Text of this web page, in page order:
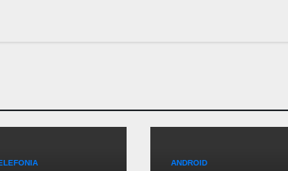
ANDROID